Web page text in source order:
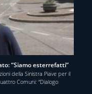
“Siamo esterrefatti”
della Sinistra Piave per il
Comuni: “Dialogo